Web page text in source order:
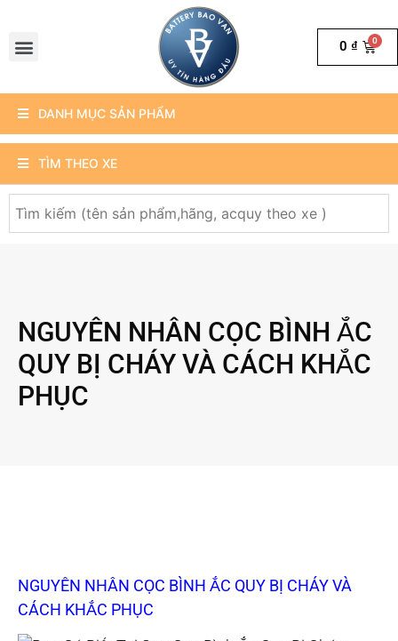
0 ₫
DANH MỤC SẢN PHẨM
TÌM THEO XE
NGUYÊN NHÂN CỌC BÌNH ẮC
QUY BỊ CHÁY VÀ CÁCH KHẮC
PHỤC
NGUYÊN NHÂN CỌC BÌNH ẮC QUY BỊ CHÁY VÀ
CÁCH KHẮC PHỤC